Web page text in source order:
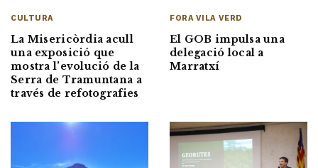
CULTURA
La Misericòrdia acull
una exposició que
mostra l’evolució de la
Serra de Tramuntana a
través de refotografies
FORA VILA VERD
El GOB impulsa una
delegació local a
Marratxí